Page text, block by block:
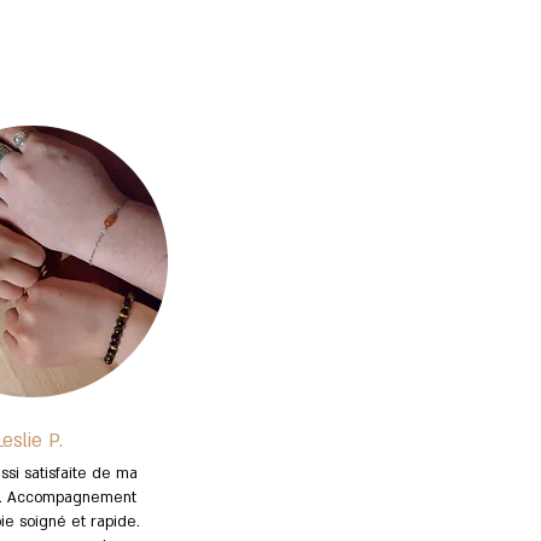
P.
satisfaite de ma
Accompagnement
soigné et rapide.